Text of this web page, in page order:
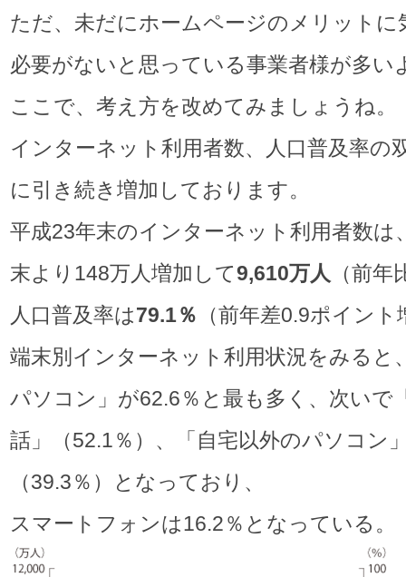
ただ、未だにホームページのメリットに
必要がないと思っている事業者様が多い
ここで、考え方を改めてみましょうね。
インターネット利用者数、人口普及率の
に引き続き増加しております。
平成23年末のインターネット利用者数は
末より148万人増加して9,610万人
（前
人口普及率は79.1％ （前年差0.9ポイント
端末別インターネット利用状況をみると
パソコン」が62.6％と最も多く、次いで
話」（52.1％）、「自宅以外のパソコン
（39.3％）となっており、
スマートフォンは16.2％となっている。